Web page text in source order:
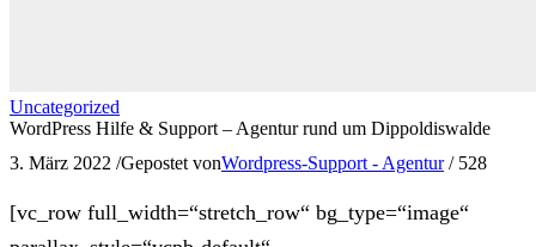
Uncategorized
WordPress Hilfe & Support – Agentur rund um Dippoldiswalde
3. März 2022 /Gepostet vonWordpress-Support - Agentur / 528
[vc_row full_width=“stretch_row“ bg_type=“image“